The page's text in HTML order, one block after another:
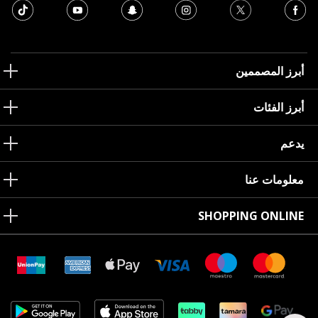
أبرز المصممين
أبرز الفئات
يدعم
معلومات عنا
SHOPPING ONLINE